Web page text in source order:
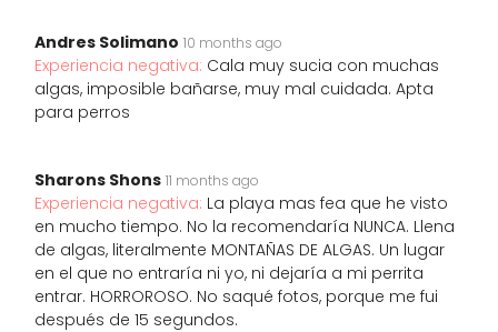
Andres Solimano 10 months ago
Experiencia negativa: Cala muy sucia con muchas
algas, imposible bañarse, muy mal cuidada. Apta
para perros
Sharons Shons 11 months ago
Experiencia negativa: La playa mas fea que he visto
en mucho tiempo. No la recomendaría NUNCA. Llena
de algas, literalmente MONTAÑAS DE ALGAS. Un lugar
en el que no entraría ni yo, ni dejaría a mi perrita
entrar. HORROROSO. No saqué fotos, porque me fui
después de 15 segundos.